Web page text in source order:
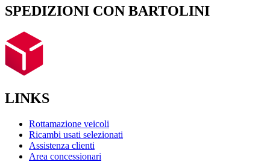
SPEDIZIONI CON BARTOLINI
LINKS
Rottamazione veicoli
Ricambi usati selezionati
Assistenza clienti
Area concessionari